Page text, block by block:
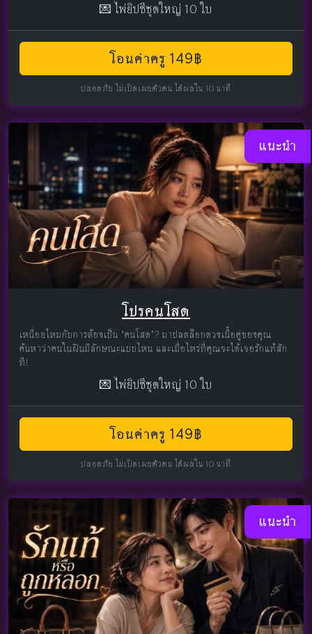
💌 ไพ่ยิปซีชุดใหญ่ 10 ใบ
โอนค่าครู 149฿
ปลอดภัย ไม่เปิดเผยตัวตน ได้ผลใน 10 นาที
แนะนำ
โปรคนโสด
เหนื่อยไหมกับการต้องเป็น "คนโสด"? มาปลดล็อกดวงเนื้อคู่ของคุณ
ค้นหาว่าคนในฝันมีลักษณะแบบไหน และเมื่อไหร่ที่คุณจะได้เจอรักแท้สัก
ที!
💌 ไพ่ยิปซีชุดใหญ่ 10 ใบ
โอนค่าครู 149฿
ปลอดภัย ไม่เปิดเผยตัวตน ได้ผลใน 10 นาที
แนะนำ